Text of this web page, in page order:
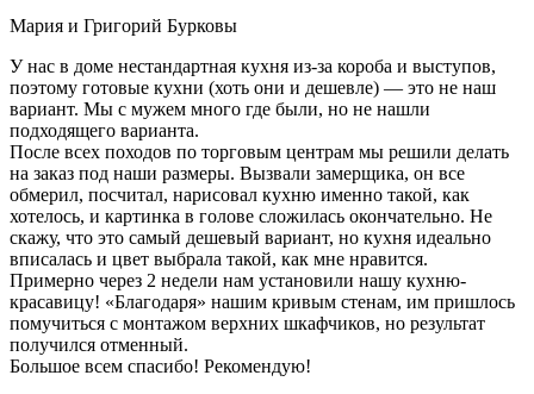
Мария и Григорий Бурковы
У нас в доме нестандартная кухня из-за короба и выступов,
поэтому готовые кухни (хоть они и дешевле) — это не наш
вариант. Мы с мужем много где были, но не нашли
подходящего варианта.
После всех походов по торговым центрам мы решили делать
на заказ под наши размеры. Вызвали замерщика, он все
обмерил, посчитал, нарисовал кухню именно такой, как
хотелось, и картинка в голове сложилась окончательно. Не
скажу, что это самый дешевый вариант, но кухня идеально
вписалась и цвет выбрала такой, как мне нравится.
Примерно через 2 недели нам установили нашу кухню-
красавицу! «Благодаря» нашим кривым стенам, им пришлось
помучиться с монтажом верхних шкафчиков, но результат
получился отменный.
Большое всем спасибо! Рекомендую!